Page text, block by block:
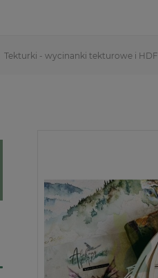
Tekturki - wycinanki tekturowe i HDF